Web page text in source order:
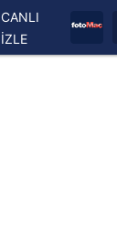
CANLI
İZLE